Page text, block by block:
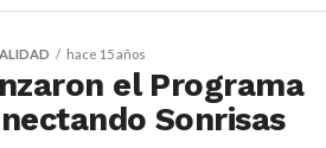
hace 15 años
el Programa
Sonrisas